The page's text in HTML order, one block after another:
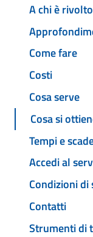
A chi è rivolto
Come fare
Costi
Cosa serve
Cosa si
Tempi e
Accedi al
Condizioni di
Contatti
Strumenti di